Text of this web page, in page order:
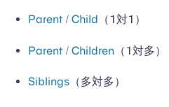
Parent/ Child （1対1）
Parent/ Children（1対多）
Siblings（多対多）